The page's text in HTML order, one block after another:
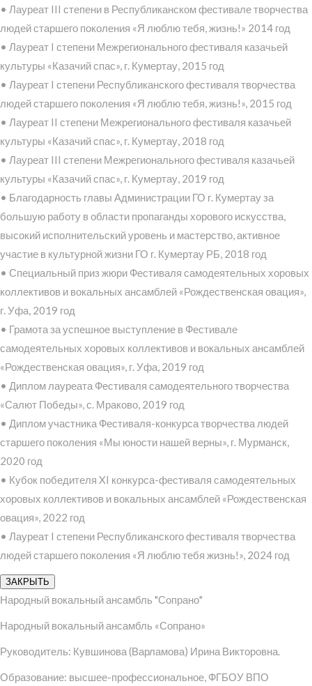
• Лауреат III степени в Республиканском фестивале творчества
людей старшего поколения «Я люблю тебя, жизнь!» 2014 год
• Лауреат I степени Межрегионального фестиваля казачьей
культуры «Казачий спас», г. Кумертау, 2015 год
• Лауреат I степени Республиканского фестиваля творчества
людей старшего поколения «Я люблю тебя, жизнь!», 2015 год
• Лауреат II степени Межрегионального фестиваля казачьей
культуры «Казачий спас», г. Кумертау, 2018 год
• Лауреат III степени Межрегионального фестиваля казачьей
культуры «Казачий спас», г. Кумертау, 2019 год
• Благодарность главы Администрации ГО г. Кумертау за
большую работу в области пропаганды хорового искусства,
высокий исполнительский уровень и мастерство, активное
участие в культурной жизни ГО г. Кумертау РБ, 2018 год
• Специальный приз жюри Фестиваля самодеятельных хоровых
коллективов и вокальных ансамблей «Рождественская овация»,
г. Уфа, 2019 год
• Грамота за успешное выступление в Фестивале
самодеятельных хоровых коллективов и вокальных ансамблей
«Рождественская овация», г. Уфа, 2019 год
• Диплом лауреата Фестиваля самодеятельного творчества
«Салют Победы», с. Мраково, 2019 год
• Диплом участника Фестиваля-конкурса творчества людей
старшего поколения «Мы юности нашей верны», г. Мурманск,
2020 год
• Кубок победителя XI конкурса-фестиваля самодеятельных
хоровых коллективов и вокальных ансамблей «Рождественская
овация», 2022 год
• Лауреат I степени Республиканского фестиваля творчества
людей старшего поколения «Я люблю тебя жизнь!», 2024 год
ЗАКРЫТЬ
Народный вокальный ансамбль "Сопрано"
Народный вокальный ансамбль «Сопрано»
Руководитель: Кувшинова (Варламова) Ирина Викторовна.
Образование: высшее-профессиональное, ФГБОУ ВПО